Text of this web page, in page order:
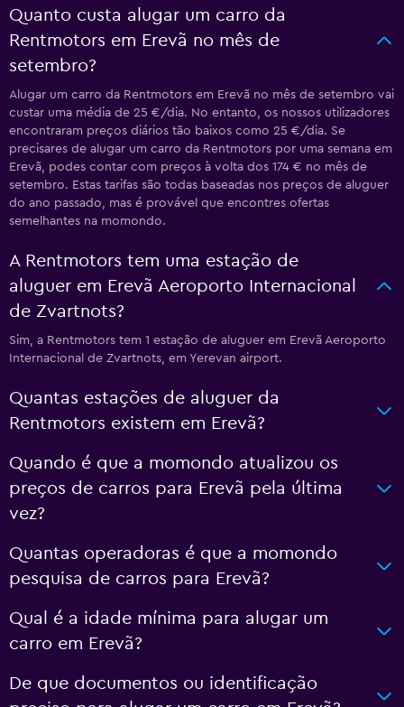
Quanto custa alugar um carro da
Rentmotors em Erevã no mês de
setembro?
Alugar um carro da Rentmotors em Erevã no mês de setembro vai
custar uma média de 25 €/dia. No entanto, os nossos utilizadores
encontraram preços diários tão baixos como 25 €/dia. Se
precisares de alugar um carro da Rentmotors por uma semana em
Erevã, podes contar com preços à volta dos 174 € no mês de
setembro. Estas tarifas são todas baseadas nos preços de aluguer
do ano passado, mas é provável que encontres ofertas
semelhantes na momondo.
A Rentmotors tem uma estação de
aluguer em Erevã Aeroporto Internacional
de Zvartnots?
Sim, a Rentmotors tem 1 estação de aluguer em Erevã Aeroporto
Internacional de Zvartnots, em Yerevan airport.
Quantas estações de aluguer da
Rentmotors existem em Erevã?
Quando é que a momondo atualizou os
preços de carros para Erevã pela última
vez?
Quantas operadoras é que a momondo
pesquisa de carros para Erevã?
Qual é a idade mínima para alugar um
carro em Erevã?
De que documentos ou identificação